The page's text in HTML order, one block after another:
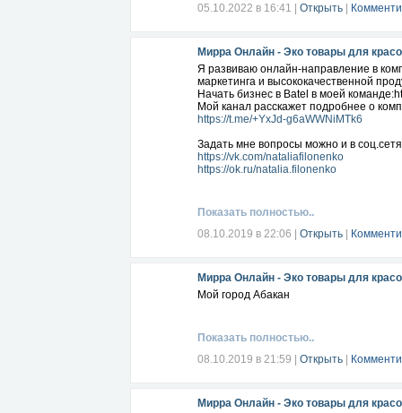
05.10.2022 в 16:41
Открыть
Мирра Онлайн - Эко товары для
Я развиваю онлайн-направление в
маркетинга и высококачественной
Начать бизнес в Batel в моей
Мой канал расскажет подробнее о
https://t.me/+YxJd-g6aWWNiMTk6
Задать мне вопросы можно и в
https://vk.com/nataliafilonenko
https://ok.ru/natalia.filonenko
Показать полностью..
08.10.2019 в 22:06
Открыть
Мирра Онлайн - Эко товары для
Мой город Абакан
Показать полностью..
08.10.2019 в 21:59
Открыть
Мирра Онлайн - Эко товары для